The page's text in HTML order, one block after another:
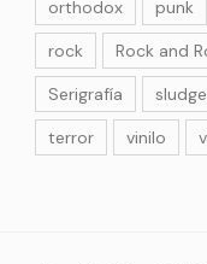
orthodox
punk
rock
Rock and
Serigrafía
sludge
terror
vinilo